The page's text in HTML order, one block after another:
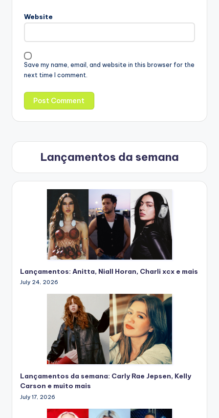
Website
Save my name, email, and website in this browser for the
next time I comment.
Lançamentos da semana
Lançamentos: Anitta, Niall Horan, Charli xcx e mais
July 24, 2026
Lançamentos da semana: Carly Rae Jepsen, Kelly
Carson e muito mais
July 17, 2026